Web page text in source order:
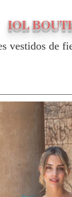
IOL
vestidos de